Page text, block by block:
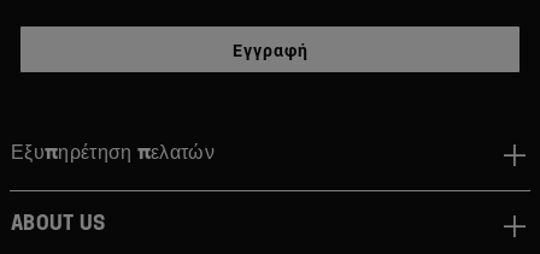
Εγγραφή
Εξυπηρέτηση πελατών
About us